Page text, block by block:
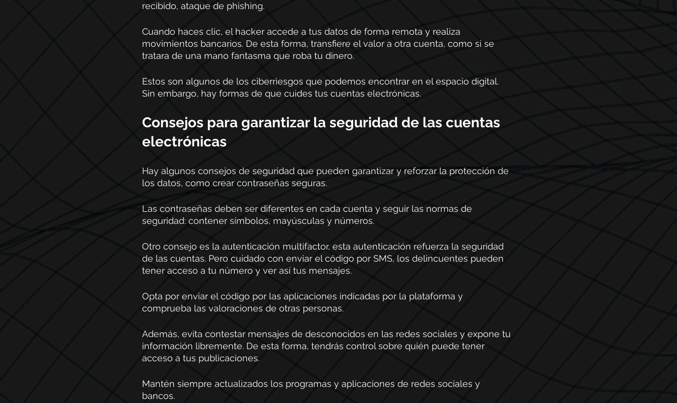
recibido, ataque de phishing.
Cuando haces clic, el hacker accede a tus datos de forma remota y realiza
movimientos bancarios. De esta forma, transfiere el valor a otra cuenta, como si se
tratara de una mano fantasma que roba tu dinero.
Estos son algunos de los ciberriesgos que podemos encontrar en el espacio digital.
Sin embargo, hay formas de que cuides tus cuentas electrónicas.
Consejos para garantizar la seguridad de las cuentas
electrónicas
Hay algunos consejos de seguridad que pueden garantizar y reforzar la protección de
los datos, como crear contraseñas seguras.
Las contraseñas deben ser diferentes en cada cuenta y seguir las normas de
seguridad: contener símbolos, mayúsculas y números.
Otro consejo es la autenticación multifactor, esta autenticación refuerza la seguridad
de las cuentas. Pero cuidado con enviar el código por SMS, los delincuentes pueden
tener acceso a tu número y ver así tus mensajes.
Opta por enviar el código por las aplicaciones indicadas por la plataforma y
comprueba las valoraciones de otras personas.
Además, evita contestar mensajes de desconocidos en las redes sociales y expone tu
información libremente. De esta forma, tendrás control sobre quién puede tener
acceso a tus publicaciones.
Mantén siempre actualizados los programas y aplicaciones de redes sociales y
bancos.